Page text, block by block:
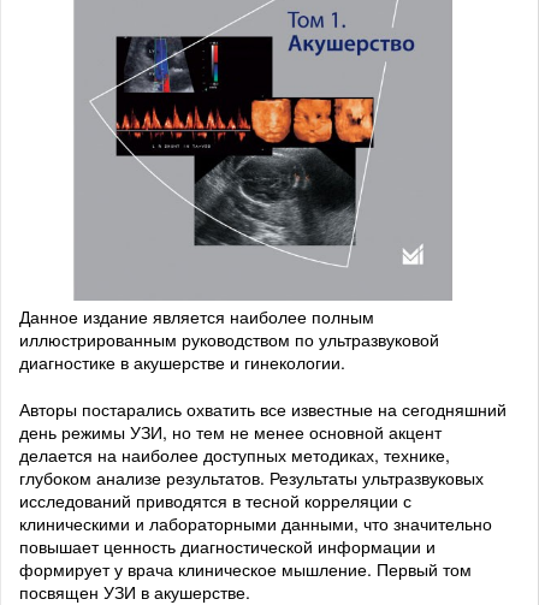
Данное издание является наиболее полным
иллюстрированным руководством по ультразвуковой
диагностике в акушерстве и гинекологии.
Авторы постарались охватить все известные на сегодняшний
день режимы УЗИ, но тем не менее основной акцент
делается на наиболее доступных методиках, технике,
глубоком анализе результатов. Результаты ультразвуковых
исследований приводятся в тесной корреляции с
клиническими и лабораторными данными, что значительно
повышает ценность диагностической информации и
формирует у врача клиническое мышление. Первый том
посвящен УЗИ в акушерстве.